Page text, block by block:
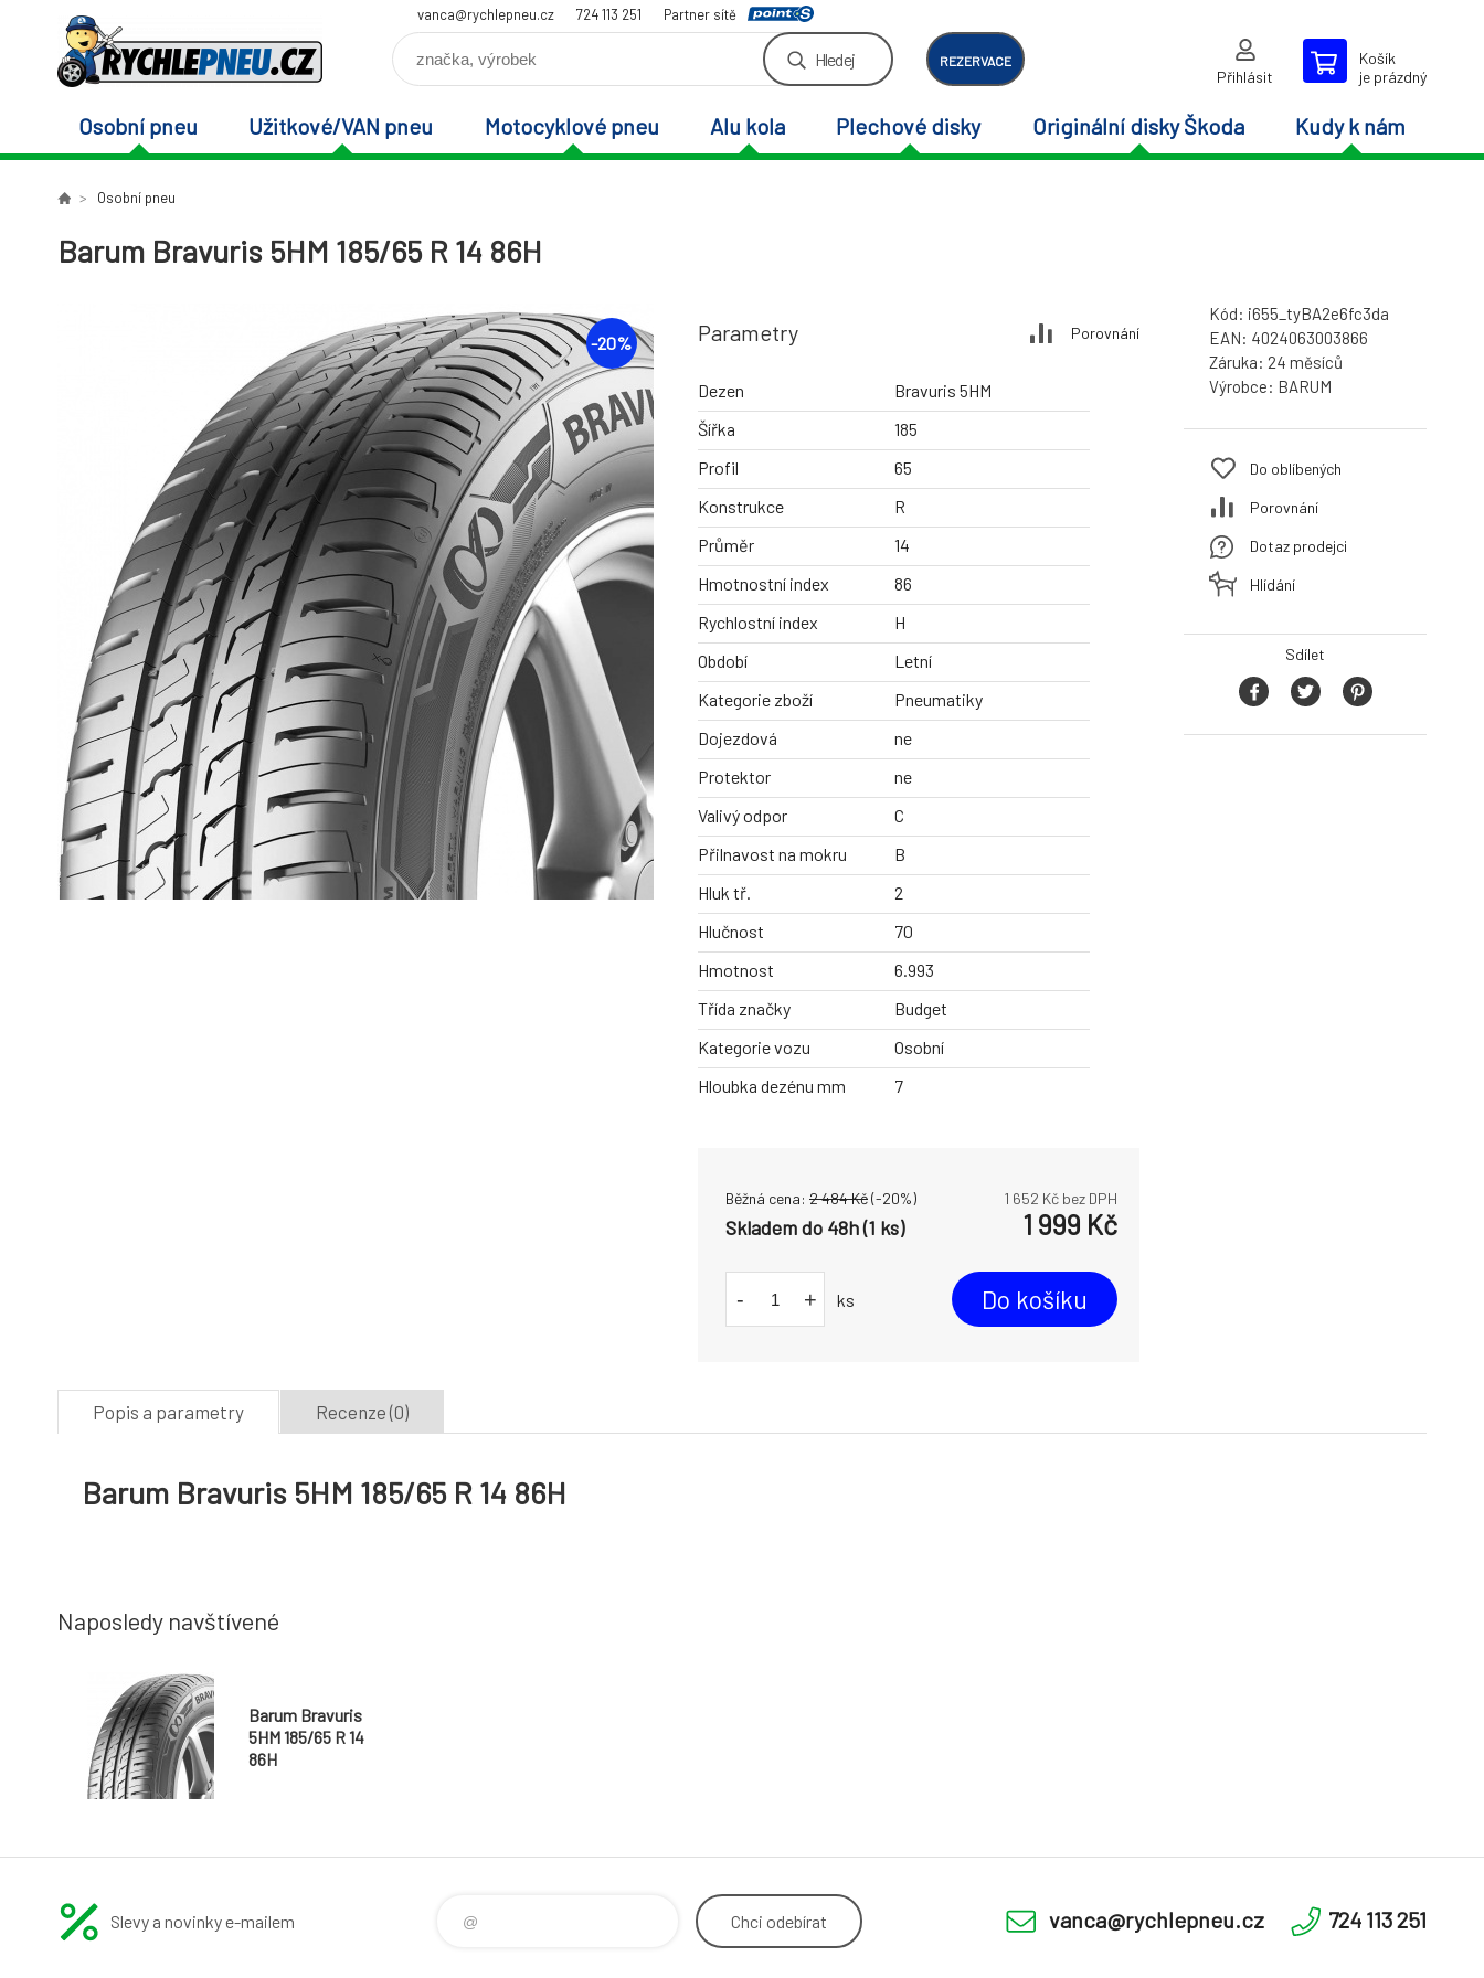
vanca@rychlepneu.cz 724 113 251 Partner sítě
Hledej REZERVACE
Přihlásit
Košík
je prázdný
Osobní pneu Užitkové/VAN pneu Motocyklové pneu Alu kola Plechové disky Originální disky Škoda Kudy k nám
Osobní pneu
Barum Bravuris 5HM 185/65 R 14 86H
-20% Parametry Porovnání
Dezen
Bravuris 5HM
Šířka
185
Profil
65
Konstrukce
R
Průměr
14
Hmotnostní index
86
Rychlostní index
H
Období
Letní
Kategorie zboží
Pneumatiky
Dojezdová
ne
Protektor
ne
Valivý odpor
C
Přilnavost na mokru
B
Hluk tř.
2
Hlučnost
70
Hmotnost
6.993
Třída značky
Budget
Kategorie vozu
Osobní
Hloubka dezénu mm
7
Běžná cena: 2 484Kč(-20%) 1 652 Kč bez DPH
Skladem do 48h (1 ks) 1 999 Kč
- + ks Do košíku
Kód: i655_tyBA2e6fc3da
EAN: 4024063003866
Záruka: 24 měsíců
Výrobce: BARUM
Do oblíbených
Porovnání
Dotaz prodejci
Hlídání
Sdílet
Popis a parametry Recenze (0)
Barum Bravuris 5HM 185/65 R 14 86H
Naposledy navštívené
Barum Bravuris
5HM 185/65 R 14
86H
Slevy a novinky e-mailem Chci odebírat vanca@rychlepneu.cz 724 113 251